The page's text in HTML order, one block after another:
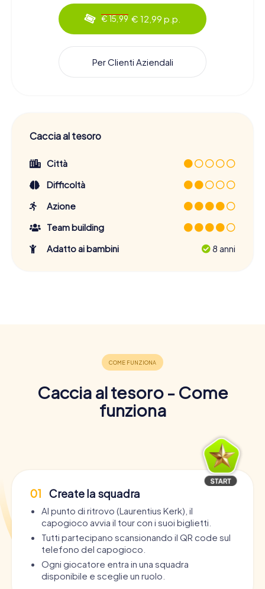
€ 15,99 € 12,99 p.p.
Per Clienti Aziendali
Caccia al tesoro
Città
Difficoltà
Azione
Team building
Adatto ai bambini
8 anni
Caccia al tesoro - Come
funziona
01 Create la squadra
Al punto di ritrovo (Laurentius Kerk), il
capogioco avvia il tour con i suoi biglietti.
Tutti partecipano scansionando il QR code sul
telefono del capogioco.
Ogni giocatore entra in una squadra
disponibile e sceglie un ruolo.